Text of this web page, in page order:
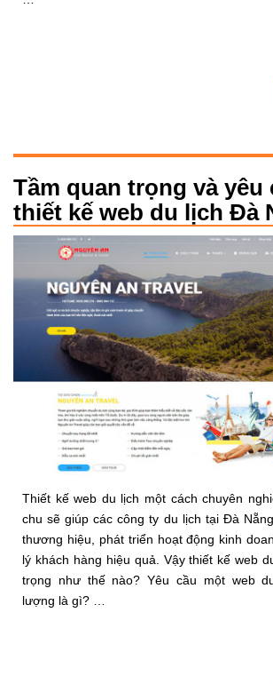
Tầm quan trọng và yêu
thiết kế web du lịch Đà
Thiết kế web du lịch một cách chuyên
chu sẽ giúp các công ty du lịch tại Đà
thương hiệu, phát triển hoạt động kinh
lý khách hàng hiệu quả. Vậy thiết kế web
trọng như thế nào? Yêu cầu một web
lượng là gì? …